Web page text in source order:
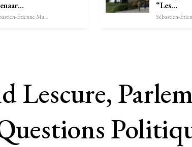
Sébastien-Étienne Marechal
“Les…
Lescure,